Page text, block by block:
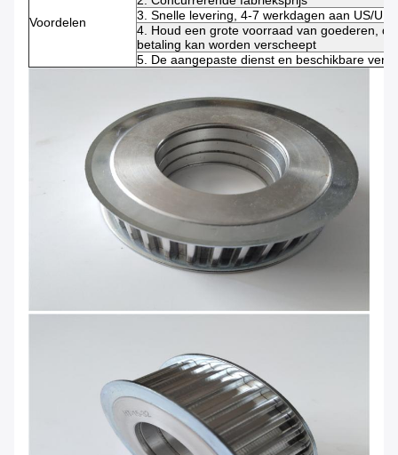
Voordelen
3. Snelle levering, 4-7 werkdagen aan US/UK/
4. Houd een grote voorraad van goederen,
betaling kan worden verscheept
5. De aangepaste dienst en beschikbare